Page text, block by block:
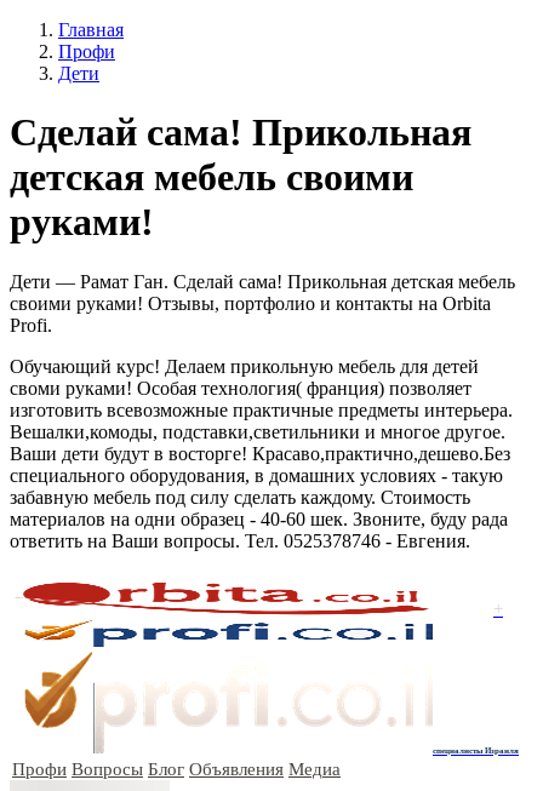
Главная
Профи
Дети
Сделай сама! Прикольная
детская мебель своими
руками!
Дети — Рамат Ган. Сделай сама! Прикольная детская мебель
своими руками! Отзывы, портфолио и контакты на Orbita
Profi.
Обучающий курс! Делаем прикольную мебель для детей
своми руками! Особая технология( франция) позволяет
изготовить всевозможные практичные предметы интерьера.
Вешалки,комоды, подставки,светильники и многое другое.
Ваши дети будут в восторге! Красаво,практично,дешево.Без
специального оборудования, в домашних условиях - такую
забавную мебель под силу сделать каждому. Стоимость
материалов на одни образец - 40-60 шек. Звоните, буду рада
ответить на Ваши вопросы. Тел. 0525378746 - Евгения.
+
специалисты Израиля
Профи Вопросы Блог Объявления Медиа